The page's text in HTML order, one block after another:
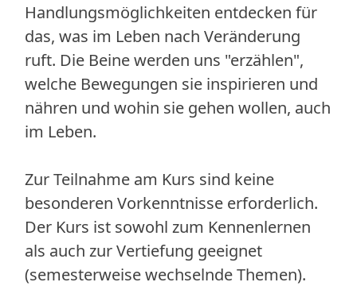
Handlungsmöglichkeiten entdecken für
das, was im Leben nach Veränderung
ruft. Die Beine werden uns "erzählen",
welche Bewegungen sie inspirieren und
nähren und wohin sie gehen wollen, auch
im Leben.
Zur Teilnahme am Kurs sind keine
besonderen Vorkenntnisse erforderlich.
Der Kurs ist sowohl zum Kennenlernen
als auch zur Vertiefung geeignet
(semesterweise wechselnde Themen).